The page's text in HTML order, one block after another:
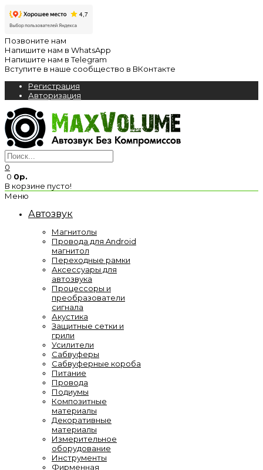
Позвоните нам
Напишите нам в WhatsApp
Напишите нам в Telegram
Вступите в наше сообщество в ВКонтакте
Регистрация
Авторизация
0
0 0р.
В корзине пусто!
Меню
Автозвук
Магнитолы
Провода для Android
магнитол
Переходные рамки
Аксессуары для
автозвука
Процессоры и
преобразователи
сигнала
Акустика
Защитные сетки и
грили
Усилители
Сабвуферы
Сабвуферные короба
Питание
Провода
Подиумы
Композитные
материалы
Декоративные
материалы
Измерительное
оборудование
Инструменты
Фирменная